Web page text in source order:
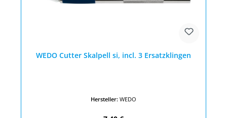
WEDO Cutter Skalpell si, incl. 3 Ersatzklingen
Hersteller: WEDO